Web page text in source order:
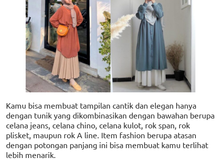
Kamu bisa membuat tampilan cantik dan elegan hanya
dengan tunik yang dikombinasikan dengan bawahan berupa
celana jeans, celana chino, celana kulot, rok span, rok
plisket, maupun rok A line. Item fashion berupa atasan
dengan potongan panjang ini bisa membuat kamu terlihat
lebih menarik.